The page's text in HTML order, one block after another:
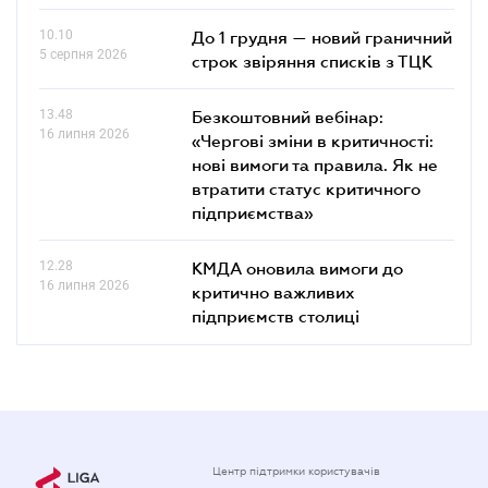
10.10
5 серпня 2026
До 1 грудня — новий граничний
строк звіряння списків з ТЦК
13.48
16 липня 2026
Безкоштовний вебінар:
«Чергові зміни в критичності:
нові вимоги та правила. Як не
втратити статус критичного
підприємства»
12.28
16 липня 2026
КМДА оновила вимоги до
критично важливих
підприємств столиці
Центр підтримки користувачів